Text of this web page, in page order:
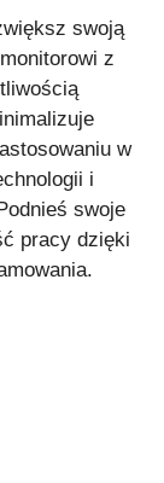
swoją
z
w
i
swoje
pracy dzięki